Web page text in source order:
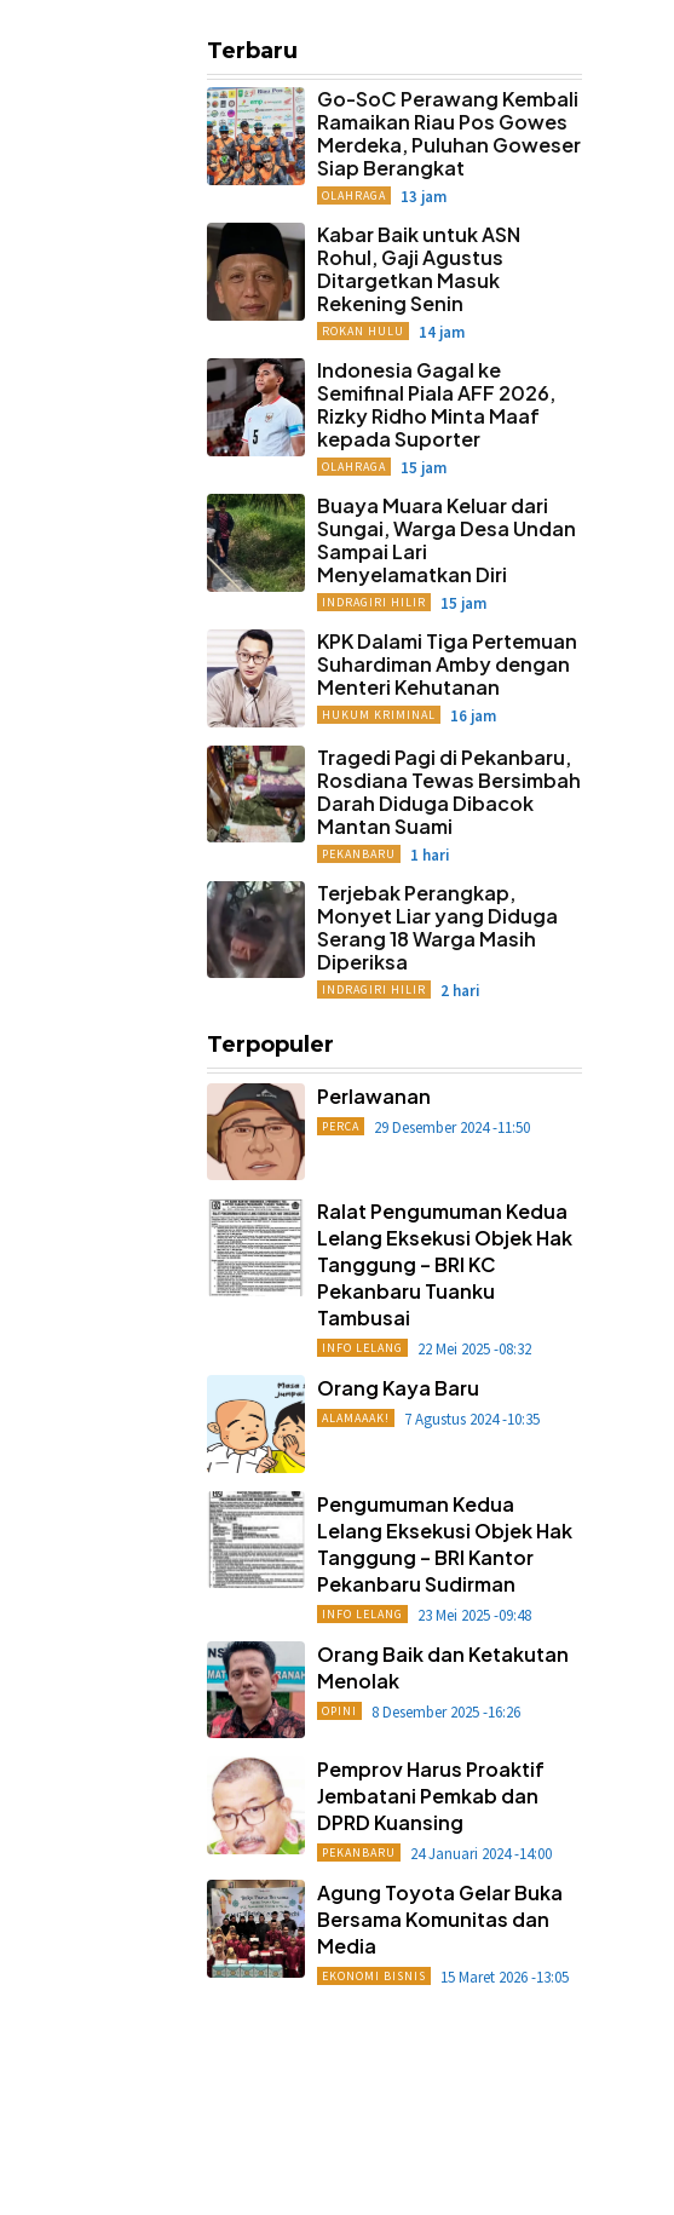
Terbaru
Go-SoC Perawang Kembali
Ramaikan Riau Pos Gowes
Merdeka, Puluhan Goweser
Siap Berangkat
OLAHRAGA 13 jam
Kabar Baik untuk ASN
Rohul, Gaji Agustus
Ditargetkan Masuk
Rekening Senin
ROKAN HULU 14 jam
Indonesia Gagal ke
Semifinal Piala AFF 2026,
Rizky Ridho Minta Maaf
kepada Suporter
OLAHRAGA 15 jam
Buaya Muara Keluar dari
Sungai, Warga Desa Undan
Sampai Lari
Menyelamatkan Diri
INDRAGIRI HILIR 15 jam
KPK Dalami Tiga Pertemuan
Suhardiman Amby dengan
Menteri Kehutanan
HUKUM KRIMINAL 16 jam
Tragedi Pagi di Pekanbaru,
Rosdiana Tewas Bersimbah
Darah Diduga Dibacok
Mantan Suami
PEKANBARU 1 hari
Terjebak Perangkap,
Monyet Liar yang Diduga
Serang 18 Warga Masih
Diperiksa
INDRAGIRI HILIR 2 hari
Terpopuler
Perlawanan
PERCA 29 Desember 2024 -11:50
Ralat Pengumuman Kedua
Lelang Eksekusi Objek Hak
Tanggung – BRI KC
Pekanbaru Tuanku
Tambusai
INFO LELANG 22 Mei 2025 -08:32
Orang Kaya Baru
ALAMAAAK! 7 Agustus 2024 -10:35
Pengumuman Kedua
Lelang Eksekusi Objek Hak
Tanggung – BRI Kantor
Pekanbaru Sudirman
INFO LELANG 23 Mei 2025 -09:48
Orang Baik dan Ketakutan
Menolak
OPINI 8 Desember 2025 -16:26
Pemprov Harus Proaktif
Jembatani Pemkab dan
DPRD Kuansing
PEKANBARU 24 Januari 2024 -14:00
Agung Toyota Gelar Buka
Bersama Komunitas dan
Media
EKONOMI BISNIS 15 Maret 2026 -13:05